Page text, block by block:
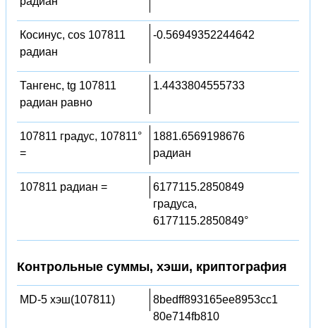
Косинус, cos 107811
радиан
-0.56949352244642
Тангенс, tg 107811
радиан равно
1.4433804555733
107811 градус, 107811°
=
1881.6569198676
радиан
107811 радиан =
6177115.2850849
градуса,
6177115.2850849°
Контрольные суммы, хэши, криптография
MD-5 хэш(107811)
8bedff893165ee8953cc1
80e714fb810